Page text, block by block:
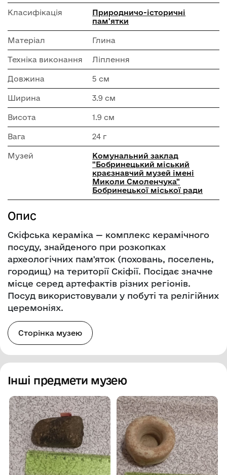
Класифікація
Природничо-історичні
пам'ятки
Матеріал Глина
Техніка виконання Ліплення
Довжина 5 см
Ширина 3.9 см
Висота 1.9 см
Вага 24 г
Музей
Комунальний заклад
"Бобринецький міський
краєзнавчий музей імені
Миколи Смоленчука"
Бобринецької міської ради
Опис
Скіфська кераміка — комплекс керамічного
посуду, знайденого при розкопках
археологічних пам'яток (поховань, поселень,
городищ) на території Скіфії. Посідає значне
місце серед артефактів різних регіонів.
Посуд використовували у побуті та релігійних
церемоніях.
Сторінка музею
Інші предмети музею